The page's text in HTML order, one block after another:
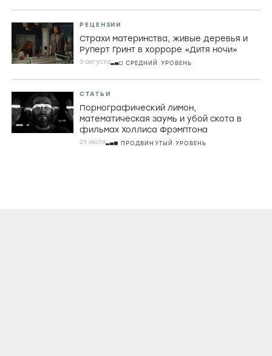
РЕЦЕНЗИИ
Страхи материнства, живые деревья и
Руперт Гринт в хорроре «Дитя ночи»
3 августа СРЕДНИЙ УРОВЕНЬ
СТАТЬИ
Порнографический лимон,
математическая заумь и убой скота в
фильмах Холлиса Фрэмптона
29 июля ПРОДВИНУТЫЙ УРОВЕНЬ